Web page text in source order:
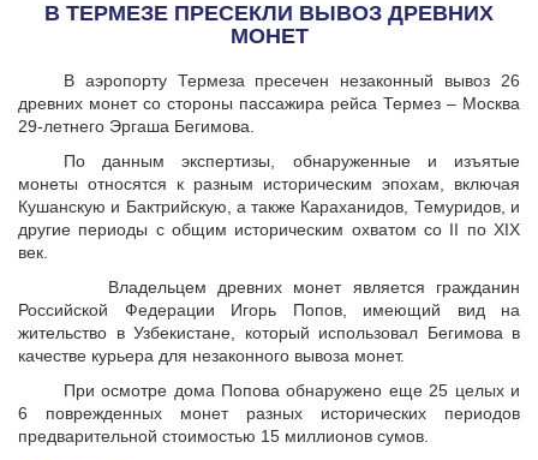
В ТЕРМЕЗЕ ПРЕСЕКЛИ ВЫВОЗ ДРЕВНИХ
МОНЕТ
В аэропорту Термеза пресечен незаконный вывоз 26
древних монет со стороны пассажира рейса Термез – Москва
29-летнего Эргаша Бегимова.
По данным экспертизы, обнаруженные и изъятые
монеты относятся к разным историческим эпохам, включая
Кушанскую и Бактрийскую, а также Караханидов, Темуридов, и
другие периоды с общим историческим охватом со II по ХIХ
век.
Владельцем древних монет является гражданин
Российской Федерации Игорь Попов, имеющий вид на
жительство в Узбекистане, который использовал Бегимова в
качестве курьера для незаконного вывоза монет.
При осмотре дома Попова обнаружено еще 25 целых и
6 поврежденных монет разных исторических периодов
предварительной стоимостью 15 миллионов сумов.